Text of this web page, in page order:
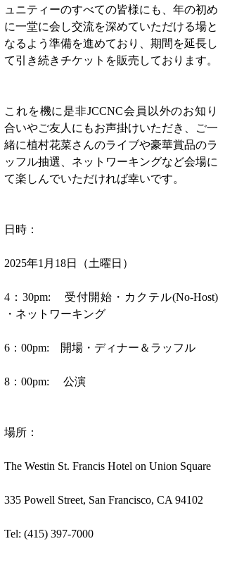
ュニティーのすべての皆様にも、年の初め
に一堂に会し交流を深めていただける場と
なるよう準備を進めており、期間を延長し
て引き続きチケットを販売しております。
これを機に是非JCCNC会員以外のお知り
合いやご友人にもお声掛けいただき、ご一
緒に植村花菜さんのライブや豪華賞品のラ
ッフル抽選、ネットワーキングなど会場に
て楽しんでいただければ幸いです。
日時：
2025年1月18日（土曜日）
4：30pm:    受付開始・カクテル(No-Host)
・ネットワーキング
6：00pm:    開場・ディナー＆ラッフル
8：00pm:     公演
場所：
The Westin St. Francis Hotel on Union Square
335 Powell Street, San Francisco, CA 94102
Tel: (415) 397-7000